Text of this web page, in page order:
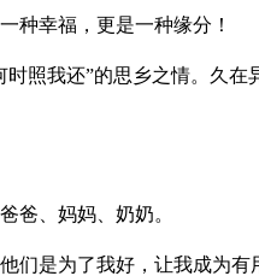
种幸福，更是一种缘分！
照我还”的思乡之情。久
爸、妈妈、奶奶。
们是为了我好，让我成为有